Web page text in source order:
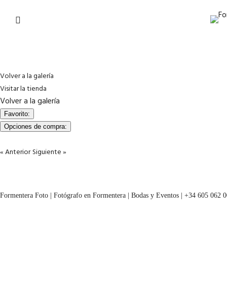
Volver a la galería
Visitar la tienda
Volver a la galería
Favorito:
Opciones de compra:
« AnteriorSiguiente »
Formentera Foto | Fotógrafo en Formentera | Bodas y Eventos | +34 605 062